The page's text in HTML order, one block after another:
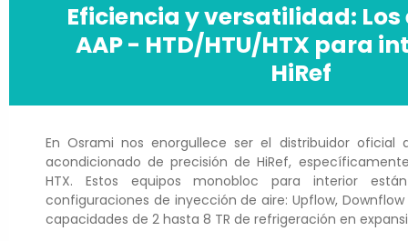
Eficiencia y versatilidad: Los
AAP - HTD/HTU/HTX para
HiRef
En Osrami nos enorgullece ser el distribuidor oficial
acondicionado de precisión de HiRef,
HTX. Estos equipos monobloc para interior
configuraciones de inyección de aire: Upflow,
capacidades de 2 hasta 8 TR de refrigeración en